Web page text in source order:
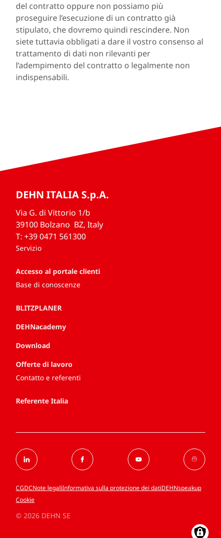
del contratto oppure non possiamo più
proseguire l’esecuzione di un contratto già
stipulato, che dovremo quindi rescindere. Non
siete tuttavia obbligati a dare il vostro consenso al
trattamento di dati non rilevanti per
l’adempimento del contratto o legalmente non
indispensabili.
DEHN ITALIA S.p.A.
Via G. di Vittorio 1/b
39100 Bolzano BZ, Italy
T: +39 0471 561300
Servizio
Accesso al portale clienti
Base di conoscenze
BLITZPLANER
DEHNacademy
Download
Offerte di lavoro
Contatto e referenti
Referente Italia
CGDCNote legaliInformativa sulla protezione dei datiDEHNspeakup
Cookie
© 2026 DEHN SE